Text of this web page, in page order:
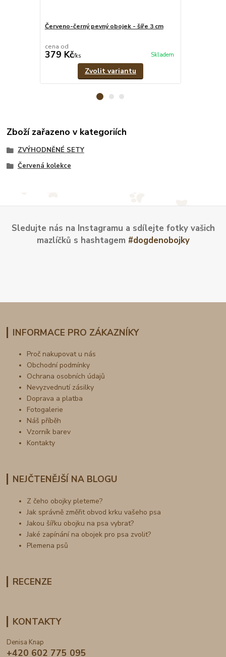
Červeno-černý pevný obojek - šíře 3 cm
cena od
379 Kč/ks Skladem
Zvolit variantu
Zboží zařazeno v kategoriích
ZVÝHODNĚNÉ SETY
Červená kolekce
Sledujte nás na Instagramu a sdílejte fotky vašich
mazlíčků s hashtagem #dogdenobojky
INFORMACE PRO ZÁKAZNÍKY
Proč nakupovat u nás
Obchodní podmínky
Ochrana osobních údajů
Nevyzvednutí zásilky
Doprava a platba
Fotogalerie
Náš příběh
Vzorník barev
Kontakty
NEJČTENĚJŠÍ NA BLOGU
Z čeho obojky pleteme?
Jak správně změřit obvod krku vašeho psa
Jakou šířku obojku na psa vybrat?
Jaké zapínání na obojek pro psa zvolit?
Plemena psů
RECENZE
KONTAKTY
Denisa Knap
+420 602 775 095